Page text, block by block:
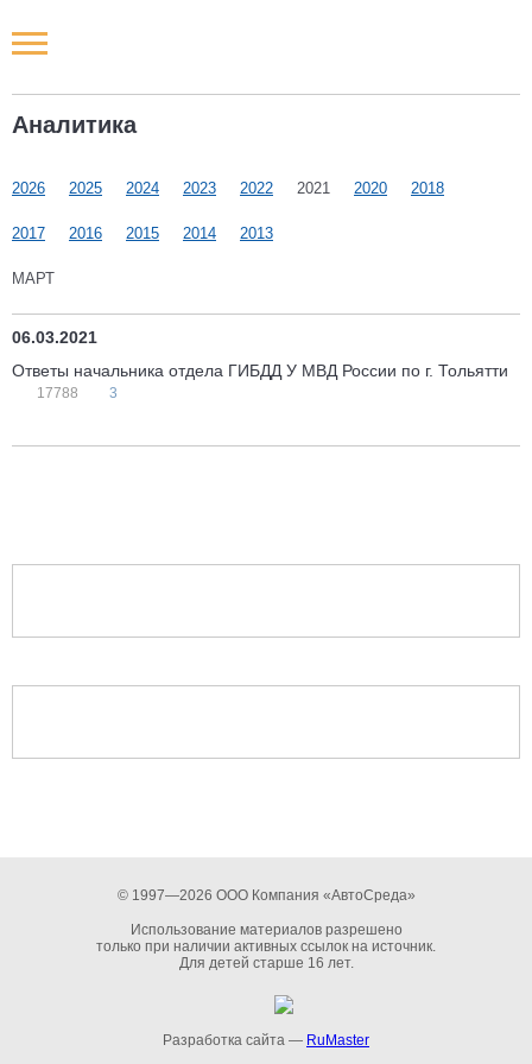
Аналитика
2026 2025 2024 2023 2022 2021 2020 2018
2017 2016 2015 2014 2013
МАРТ
06.03.2021
Ответы начальника отдела ГИБДД У МВД России по г. Тольятти
17788 3
© 1997—2026 ООО Компания «АвтоСреда»
Использование материалов разрешено
только при наличии активных ссылок на источник.
Для детей старше 16 лет.
Разработка сайта — RuMaster
Новости РФ
Наши мероприятия
Статьи